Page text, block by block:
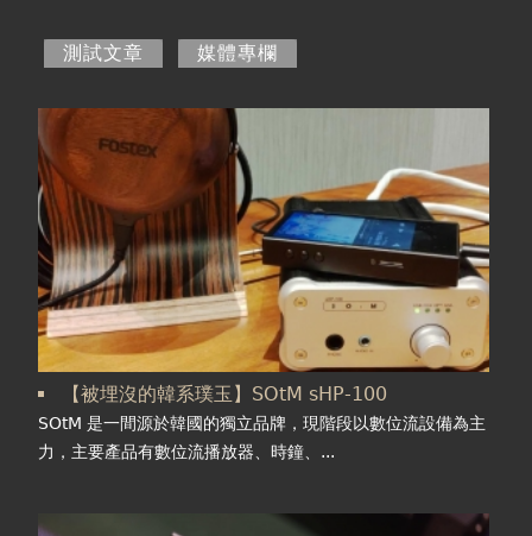
購物須知
視聽室預約
線上商城
裡索
引
標
籤
測試文章 媒體專欄
【被埋沒的韓系璞玉】SOtM sHP-100
SOtM 是一間源於韓國的獨立品牌，現階段以數位流設備為主
力，主要產品有數位流播放器、時鐘、...
頁
面